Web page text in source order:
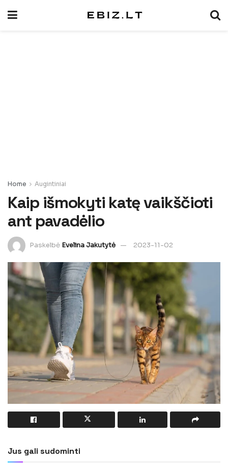
Home Augintiniai
Kaip išmokyti katę vaikščioti
ant pavadėlio
Paskelbė Evelina Jakutytė 2023-11-02
Jus gali sudominti